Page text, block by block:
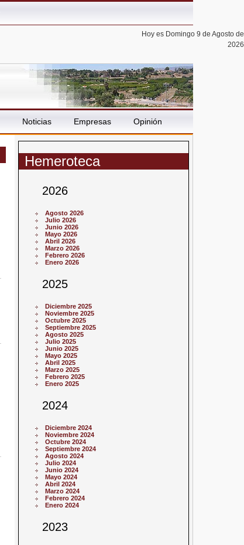
Hoy es Domingo 9 de Agosto de
2026
Noticias Empresas Opinión
Hemeroteca
2026
Agosto 2026
Julio 2026
Junio 2026
Mayo 2026
Abril 2026
Marzo 2026
Febrero 2026
Enero 2026
2025
Diciembre 2025
Noviembre 2025
Octubre 2025
Septiembre 2025
Agosto 2025
Julio 2025
Junio 2025
Mayo 2025
Abril 2025
Marzo 2025
Febrero 2025
Enero 2025
2024
Diciembre 2024
Noviembre 2024
Octubre 2024
Septiembre 2024
Agosto 2024
Julio 2024
Junio 2024
Mayo 2024
Abril 2024
Marzo 2024
Febrero 2024
Enero 2024
2023